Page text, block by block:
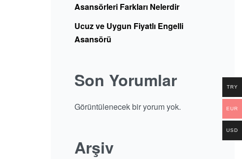
Asansörleri Farkları Nelerdir
Ucuz ve Uygun Fiyatlı Engelli
Asansörü
Son Yorumlar
Görüntülenecek bir yorum yok.
Arşiv
TRY
EUR
USD